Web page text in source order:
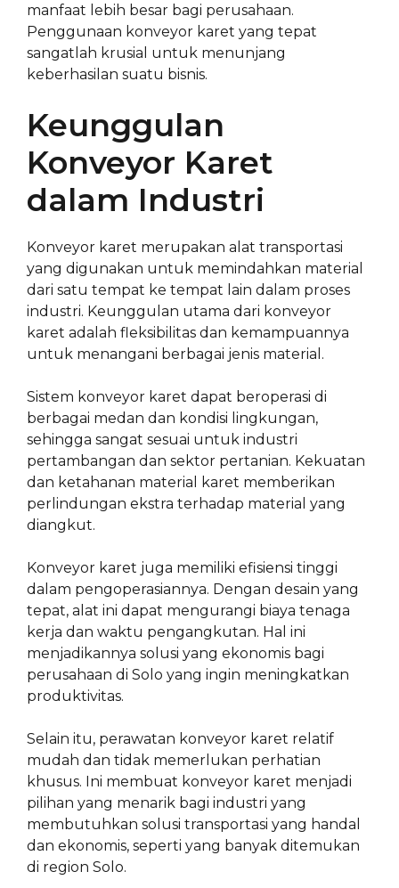
manfaat lebih besar bagi perusahaan.
Penggunaan konveyor karet yang tepat
sangatlah krusial untuk menunjang
keberhasilan suatu bisnis.
Keunggulan
Konveyor Karet
dalam Industri
Konveyor karet merupakan alat transportasi
yang digunakan untuk memindahkan material
dari satu tempat ke tempat lain dalam proses
industri. Keunggulan utama dari konveyor
karet adalah fleksibilitas dan kemampuannya
untuk menangani berbagai jenis material.
Sistem konveyor karet dapat beroperasi di
berbagai medan dan kondisi lingkungan,
sehingga sangat sesuai untuk industri
pertambangan dan sektor pertanian. Kekuatan
dan ketahanan material karet memberikan
perlindungan ekstra terhadap material yang
diangkut.
Konveyor karet juga memiliki efisiensi tinggi
dalam pengoperasiannya. Dengan desain yang
tepat, alat ini dapat mengurangi biaya tenaga
kerja dan waktu pengangkutan. Hal ini
menjadikannya solusi yang ekonomis bagi
perusahaan di Solo yang ingin meningkatkan
produktivitas.
Selain itu, perawatan konveyor karet relatif
mudah dan tidak memerlukan perhatian
khusus. Ini membuat konveyor karet menjadi
pilihan yang menarik bagi industri yang
membutuhkan solusi transportasi yang handal
dan ekonomis, seperti yang banyak ditemukan
di region Solo.